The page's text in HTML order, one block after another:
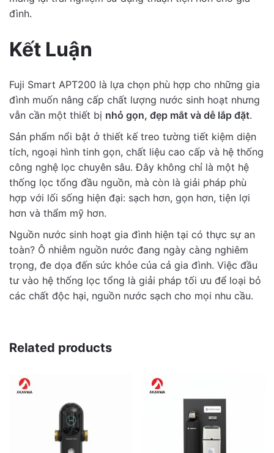
đình.
Kết Luận
Fuji Smart APT200 là lựa chọn phù hợp cho những gia
đình muốn nâng cấp chất lượng nước sinh hoạt nhưng
vẫn cần một thiết bị nhỏ gọn, đẹp mắt và dễ lắp đặt.
Sản phẩm nổi bật ở thiết kế treo tường tiết kiệm diện
tích, ngoại hình tinh gọn, chất liệu cao cấp và hệ thống
công nghệ lọc chuyên sâu. Đây không chỉ là một hệ
thống lọc tổng đầu nguồn, mà còn là giải pháp phù
hợp với lối sống hiện đại: sạch hơn, gọn hơn, tiện lợi
hơn và thẩm mỹ hơn.
Nguồn nước sinh hoạt gia đình hiện tại có thực sự an
toàn? Ô nhiễm nguồn nước đang ngày càng nghiêm
trọng, đe dọa đến sức khỏe của cả gia đình. Việc đầu
tư vào hệ thống lọc tổng là giải pháp tối ưu để loại bỏ
các chất độc hại, nguồn nước sạch cho mọi nhu cầu.
Related products